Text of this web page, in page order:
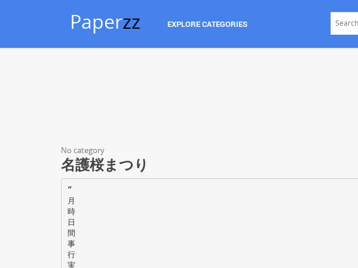
Paperzz EXPLORE CATEGORIES
No category
名護桜まつり
“
月
時
日
間
事
行
実